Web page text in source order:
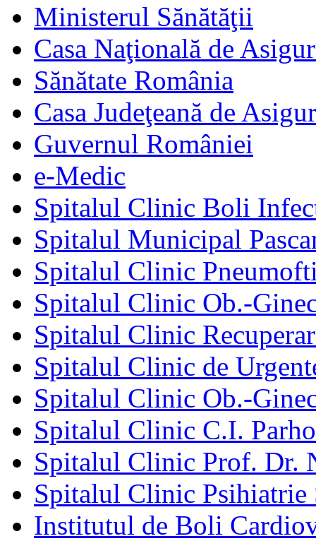
Ministerul Sănătăţii
Casa Naţională de
Sănătate România
Casa Judeţeană de
Guvernul României
e-Medic
Spitalul Clinic Boli
Spitalul Municipal
Spitalul Clinic
Spitalul Clinic Ob.-
Spitalul Clinic
Spitalul Clinic de
Spitalul Clinic Ob.-
Spitalul Clinic C.I.
Spitalul Clinic Prof. Dr.
Spitalul Clinic Psihiatrie
Institutul de Boli